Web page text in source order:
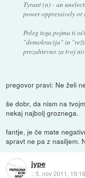
Tyrant (n) - an
power oppressively or
Poleg tega pojma ti
"demokracija" in
prezahtevno za tvoj
pregovor pravi: Ne želi
še dobr, da nism na
nekaj najbolj groznega.
fantje, je če mate
spravt ne pa z nasiljem.
jype
::5. nov 2011, 19:16